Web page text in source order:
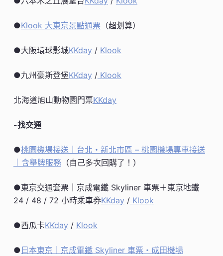
●Klook 大東京景點通票（超划算）
●大阪環球影城KKday / Klook
●九州豪斯登堡KKday /Klook
北海道旭山動物園門票KKday
-找交通
●桃園機場接送｜台北・新北市區 – 桃園機場專車接送
｜含舉牌服務（自己多次回購了！）
●東京交通套票｜京成電鐵 Skyliner 車票＋東京地鐵
24 / 48 / 72 小時乘車券KKday /Klook
●西瓜卡KKday / Klook
● 日本東京｜京成電鐵 Skyliner 車票・成田機場